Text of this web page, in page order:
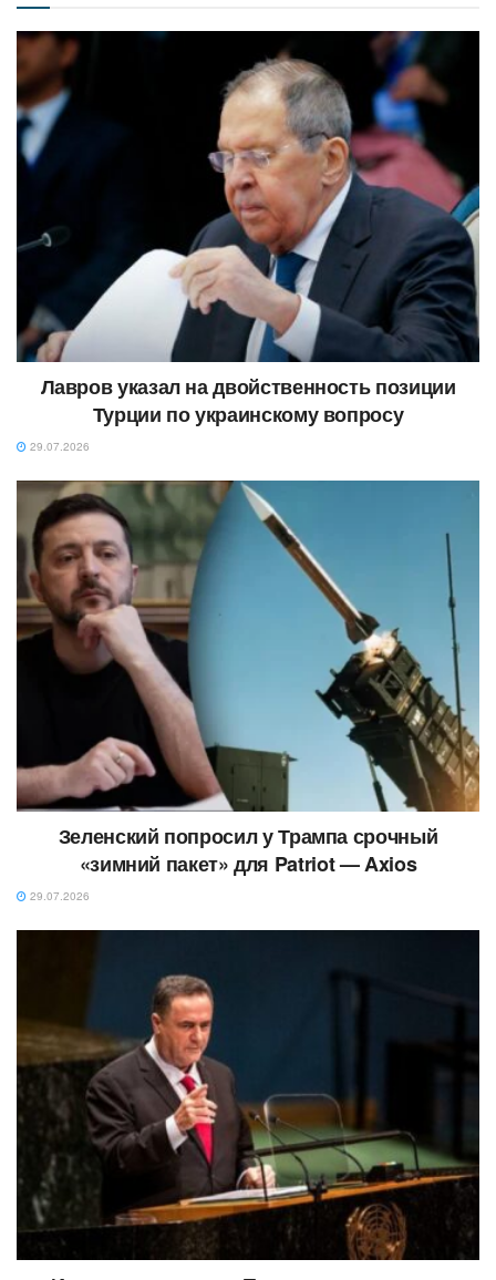
Лавров указал на двойственность позиции
Турции по украинскому вопросу
29.07.2026
Зеленский попросил у Трампа срочный
«зимний пакет» для Patriot — Axios
29.07.2026